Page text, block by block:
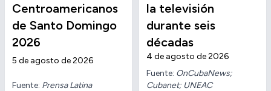
Centroamericanos
de Santo Domingo
2026
5 de agosto de 2026
Fuente: Prensa Latina
la televisión
durante seis
décadas
4 de agosto de 2026
Fuente: OnCubaNews;
Cubanet; UNEAC